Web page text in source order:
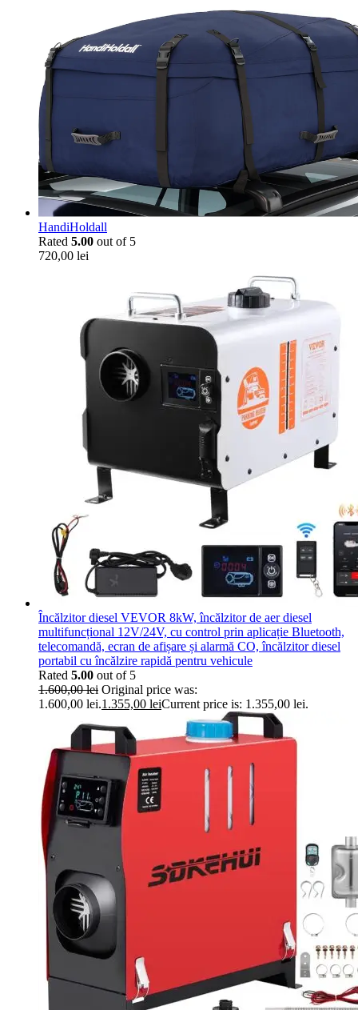
HandiHoldall
Rated 5.00 out of 5
720,00 lei
Încălzitor diesel VEVOR 8kW, încălzitor de aer diesel
multifuncțional 12V/24V, cu control prin aplicație Bluetooth,
telecomandă, ecran de afișare și alarmă CO, încălzitor diesel
portabil cu încălzire rapidă pentru vehicule
Rated 5.00 out of 5
1.600,00lei Original price was:
1.600,00 lei.1.355,00 leiCurrent price is: 1.355,00 lei.